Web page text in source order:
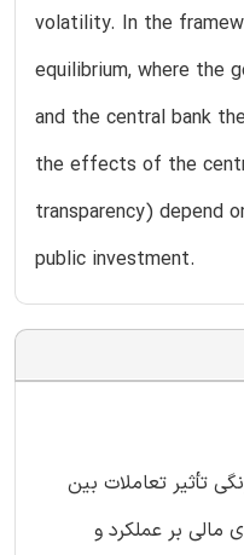
volatility. In the
equilibrium, where the
and the central bank
the effects of the
transparency) depend
public investment.
تأثیر تعاملات بین
بر عملکرد و